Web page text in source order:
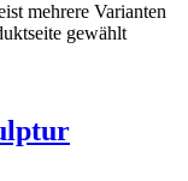
mehrere Varianten
gewählt